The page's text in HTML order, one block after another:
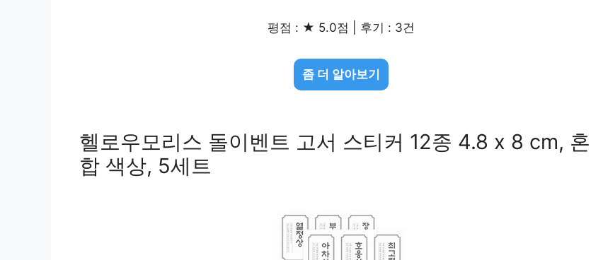
평점 : ★ 5.0점 | 후기 : 3건
좀 더 알아보기
헬로우모리스 돌이벤트 고서 스티커 12종 4.8 x 8 cm, 혼
합 색상, 5세트